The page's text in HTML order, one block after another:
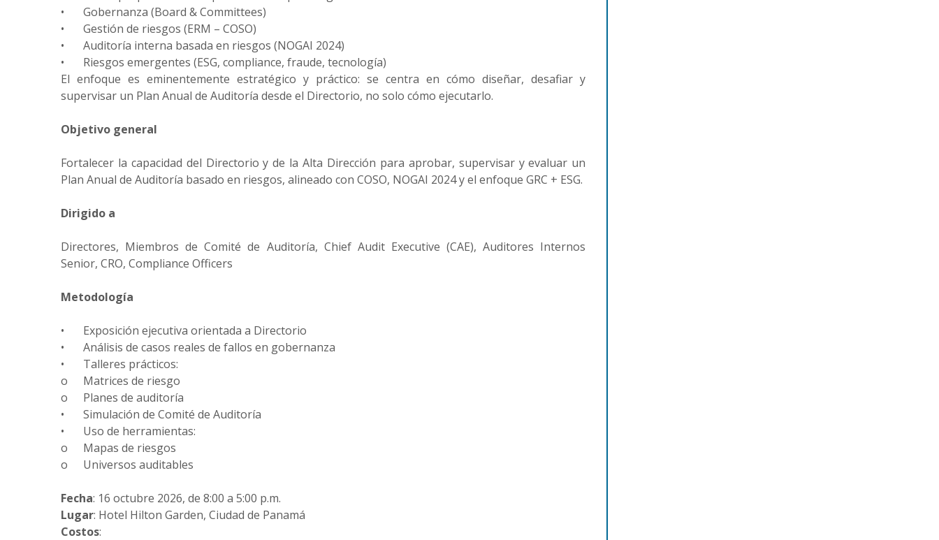
•
Gobernanza (Board & Committees)
•
Gestión de riesgos (ERM – COSO)
•
Auditoría interna basada en riesgos (NOGAI 2024)
•
Riesgos emergentes (ESG, compliance, fraude, tecnología)
El enfoque es eminentemente estratégico y práctico: se centra en cómo diseñar, desafiar y
supervisar un Plan Anual de Auditoría desde el Directorio, no solo cómo ejecutarlo.
Objetivo general
Fortalecer la capacidad del Directorio y de la Alta Dirección para aprobar, supervisar y evaluar un
Plan Anual de Auditoría basado en riesgos, alineado con COSO, NOGAI 2024 y el enfoque GRC + ESG.
Dirigido a
Directores, Miembros de Comité de Auditoría, Chief Audit Executive (CAE), Auditores Internos
Senior, CRO, Compliance Officers
Metodología
•
Exposición ejecutiva orientada a Directorio
•
Análisis de casos reales de fallos en gobernanza
•
Talleres prácticos:
o
Matrices de riesgo
o
Planes de auditoría
•
Simulación de Comité de Auditoría
•
Uso de herramientas:
o
Mapas de riesgos
o
Universos auditables
Fecha: 16 octubre 2026, de 8:00 a 5:00 p.m.
Lugar: Hotel Hilton Garden, Ciudad de Panamá
Costos: